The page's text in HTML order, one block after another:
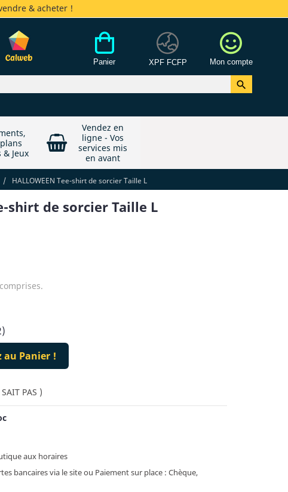
& acheter !
Panier XPF FCFP Mon compte

& Jeux
Vendez en
ligne - Vos
services mis
en avant
/ HALLOWEEN Tee-shirt de sorcier Taille L
shirt de sorcier Taille L
au Panier !
PAS )
aux horaires
bancaires via le site ou Paiement sur place : Chèque,